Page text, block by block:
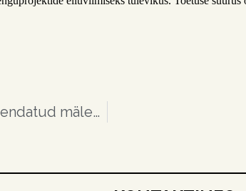
Eesti kaitselahingute 80. aastapäevale pühendatud mälestuspäev